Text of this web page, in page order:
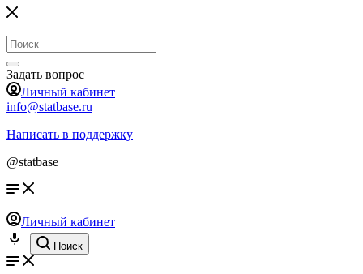
Задать вопрос
Личный кабинет
info@statbase.ru
Написать в поддержку
@statbase
Личный кабинет
Поиск